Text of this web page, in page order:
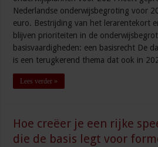
Nederlandse onderwijsbegroting voor
euro. Bestrijding van het lerarentekort
blijven prioriteiten in de
basisvaardigheden: een basisrecht De
is een terugkerend thema dat ook in
Lees verder »
Hoe creëer je een rijke
die de basis legt voor